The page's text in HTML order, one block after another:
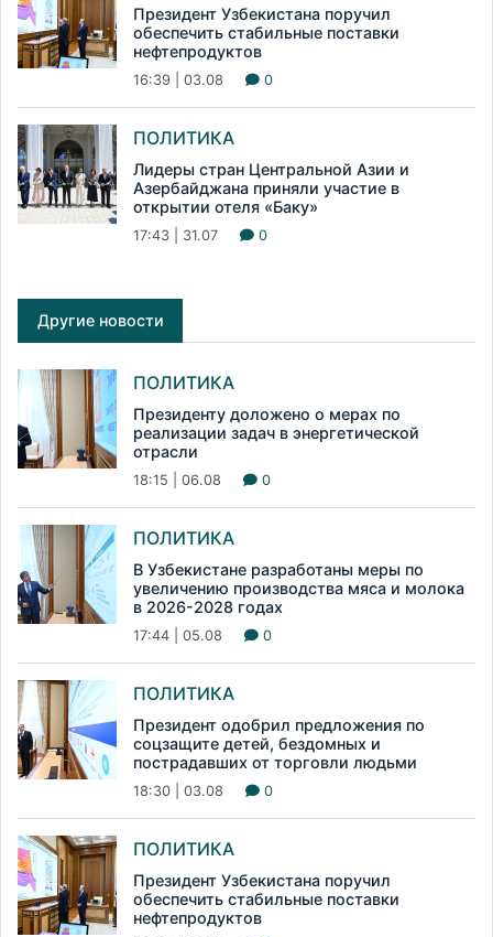
Президент Узбекистана поручил
обеспечить стабильные поставки
нефтепродуктов
16:39 | 03.08 0
ПОЛИТИКА
Лидеры стран Центральной Азии и
Азербайджана приняли участие в
открытии отеля «Баку»
17:43 | 31.07 0
Другие новости
ПОЛИТИКА
Президенту доложено о мерах по
реализации задач в энергетической
отрасли
18:15 | 06.08 0
ПОЛИТИКА
В Узбекистане разработаны меры по
увеличению производства мяса и молока
в 2026-2028 годах
17:44 | 05.08 0
ПОЛИТИКА
Президент одобрил предложения по
соцзащите детей, бездомных и
пострадавших от торговли людьми
18:30 | 03.08 0
ПОЛИТИКА
Президент Узбекистана поручил
обеспечить стабильные поставки
нефтепродуктов